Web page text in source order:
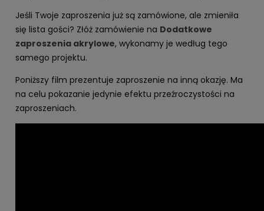
Jeśli Twoje zaproszenia już są zamówione, ale zmieniła
się lista gości? Złóż zamówienie na Dodatkowe
zaproszenia akrylowe, wykonamy je według tego
samego projektu.
Poniższy film prezentuje zaproszenie na inną okazję. Ma
na celu pokazanie jedynie efektu przeźroczystości na
zaproszeniach.